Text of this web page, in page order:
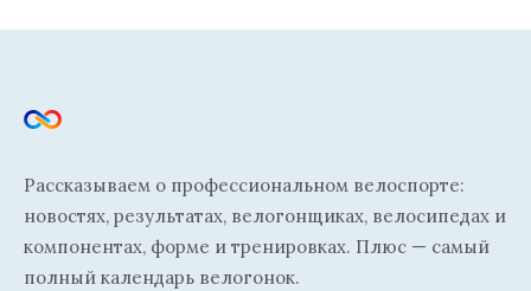
Рассказываем о профессиональном велоспорте:
новостях, результатах, велогонщиках, велосипедах и
компонентах, форме и тренировках. Плюс — самый
полный календарь велогонок.